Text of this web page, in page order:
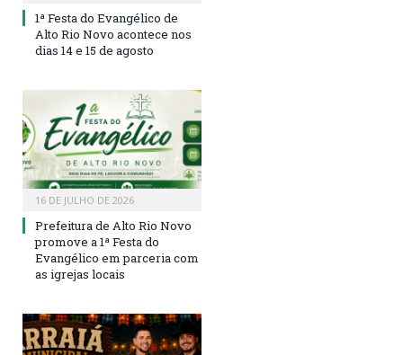
1ª Festa do Evangélico de
Alto Rio Novo acontece nos
dias 14 e 15 de agosto
16 DE JULHO DE 2026
Prefeitura de Alto Rio Novo
promove a 1ª Festa do
Evangélico em parceria com
as igrejas locais